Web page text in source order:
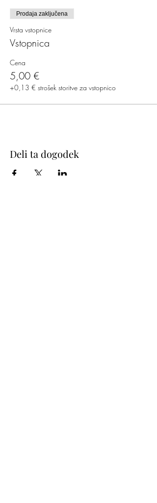
Prodaja zaključena
Vrsta vstopnice
Vstopnica
Cena
5,00 €
+0,13 € strošek storitve za vstopnico
Deli ta dogodek